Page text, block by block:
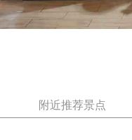
附近推荐景点